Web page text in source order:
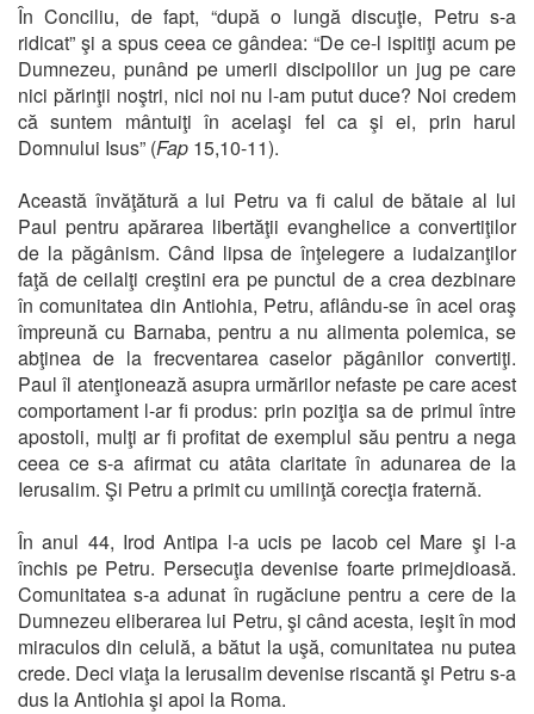
În Conciliu, de fapt, “după o lungă discuţie, Petru s-a
ridicat” şi a spus ceea ce gândea: “De ce-l ispitiţi acum pe
Dumnezeu, punând pe umerii discipolilor un jug pe care
nici părinţii noştri, nici noi nu l-am putut duce? Noi credem
că suntem mântuiţi în acelaşi fel ca şi ei, prin harul
Domnului Isus” (Fap 15,10-11).
Această învăţătură a lui Petru va fi calul de bătaie al lui
Paul pentru apărarea libertăţii evanghelice a convertiţilor
de la păgânism. Când lipsa de înţelegere a iudaizanţilor
faţă de ceilalţi creştini era pe punctul de a crea dezbinare
în comunitatea din Antiohia, Petru, aflându-se în acel oraş
împreună cu Barnaba, pentru a nu alimenta polemica, se
abţinea de la frecventarea caselor păgânilor convertiţi.
Paul îl atenţionează asupra urmărilor nefaste pe care acest
comportament l-ar fi produs: prin poziţia sa de primul între
apostoli, mulţi ar fi profitat de exemplul său pentru a nega
ceea ce s-a afirmat cu atâta claritate în adunarea de la
Ierusalim. Şi Petru a primit cu umilinţă corecţia fraternă.
În anul 44, Irod Antipa l-a ucis pe Iacob cel Mare şi l-a
închis pe Petru. Persecuţia devenise foarte primejdioasă.
Comunitatea s-a adunat în rugăciune pentru a cere de la
Dumnezeu eliberarea lui Petru, şi când acesta, ieşit în mod
miraculos din celulă, a bătut la uşă, comunitatea nu putea
crede. Deci viaţa la Ierusalim devenise riscantă şi Petru s-a
dus la Antiohia şi apoi la Roma.